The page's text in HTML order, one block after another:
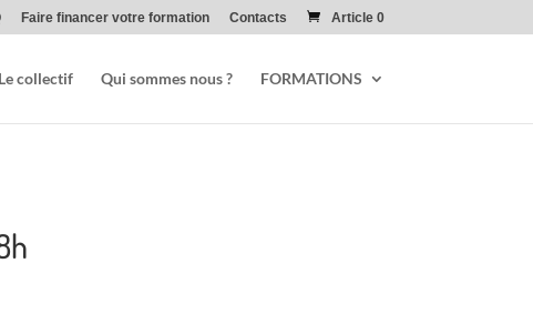
Faire financer votre formation Contacts Article 0
Le collectif Qui sommes nous ? FORMATIONS